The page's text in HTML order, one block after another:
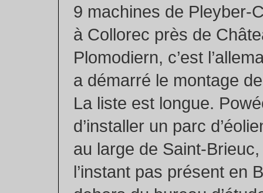
9 machines de Pleyber-
à Collorec près de
Plomodiern, c’est
a démarré le montage
La liste est longue.
d’installer un parc
au large de Saint-Brieuc,
l’instant pas présent en